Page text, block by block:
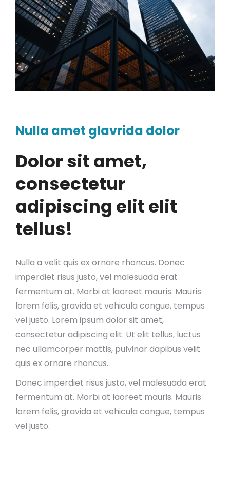
Nulla amet glavrida dolor
Dolor sit amet,
consectetur
adipiscing elit elit
tellus!
Nulla a velit quis ex ornare rhoncus. Donec
imperdiet risus justo, vel malesuada erat
fermentum at. Morbi at laoreet mauris. Mauris
lorem felis, gravida et vehicula congue, tempus
vel justo. Lorem ipsum dolor sit amet,
consectetur adipiscing elit. Ut elit tellus, luctus
nec ullamcorper mattis, pulvinar dapibus velit
quis ex ornare rhoncus.
Donec imperdiet risus justo, vel malesuada erat
fermentum at. Morbi at laoreet mauris. Mauris
lorem felis, gravida et vehicula congue, tempus
vel justo.